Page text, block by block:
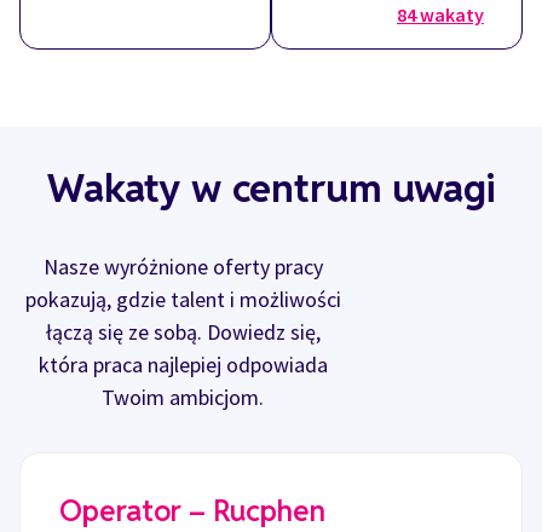
84wakaty
Wakaty w centrum uwagi
Nasze wyróżnione oferty pracy
pokazują, gdzie talent i możliwości
łączą się ze sobą. Dowiedz się,
która praca najlepiej odpowiada
Twoim ambicjom.
Operator – Rucphen